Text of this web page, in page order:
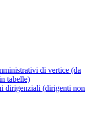
di vertice (da
tabelle)
dirigenziali (dirigenti non